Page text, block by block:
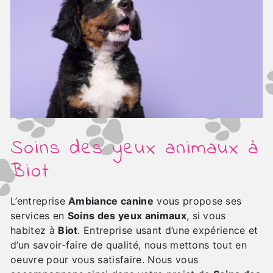
Soins des yeux animaux à
Biot
L’entrepriseAmbiance canine vous propose ses
services en Soins des yeux animaux, si vous
habitez à Biot. Entreprise usant d’une expérience et
d’un savoir-faire de qualité, nous mettons tout en
oeuvre pour vous satisfaire. Nous vous